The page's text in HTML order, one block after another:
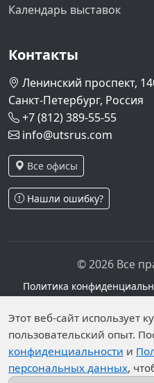
Календарь выставок
Контакты
Ленинский проспект,
Санкт-Петербург, Россия
+7 (812) 389-55-55
info@utsrus.com
Все офисы
Нашли ошибку?
© 2026 Все
Политика
Персональные данные
наличии правовых
ст.6 и ст.10.1 152-ФЗ.
запреты на обработку
Этот веб-сайт использует
пользовательский опыт.
конфиденциальности и
персональных данных,